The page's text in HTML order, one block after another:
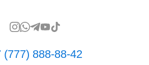
(777) 888-88-42